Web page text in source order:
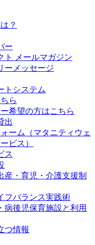
？
ー
ト メールマガジン
ーメッセージ
トシステム
ら
希望の方はこちら
出
ーム（マタニティウェ
ビス）
ス
産・育児・介護支援制
フバランス実践術
病後児保育施設と利用
つ情報